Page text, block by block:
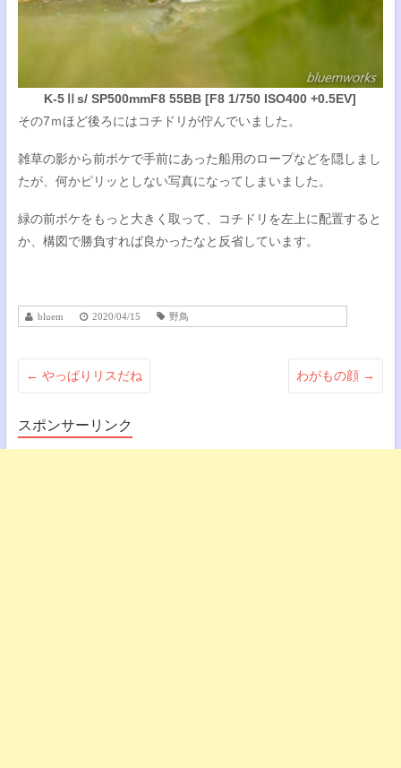
K-5Ⅱs/ SP500mmF8 55BB [F8 1/750 ISO400 +0.5EV]
その7ｍほど後ろにはコチドリが佇んでいました。
雑草の影から前ボケで手前にあった船用のロープなどを隠しまし
たが、何かピリッとしない写真になってしまいました。
緑の前ボケをもっと大きく取って、コチドリを左上に配置すると
か、構図で勝負すれば良かったなと反省しています。
bluem 2020/04/15 野鳥
← やっぱりリスだね わがもの顔 →
スポンサーリンク